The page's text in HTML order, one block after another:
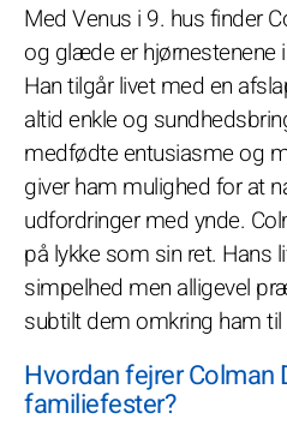
Med Venus i 9. hus finder
og glæde er hjørnestenene
Han tilgår livet med en
altid enkle og
medfødte entusiasme og
giver ham mulighed for at
udfordringer med ynde.
på lykke som sin ret. Hans
simpelhed men alligevel
subtilt dem omkring ham
Hvordan fejrer Colman
familiefester?